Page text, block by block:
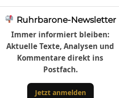
Ruhrbarone-Newsletter
Immer informiert bleiben:
Aktuelle Texte, Analysen und
Kommentare direkt ins
Postfach.
Jetzt anmelden